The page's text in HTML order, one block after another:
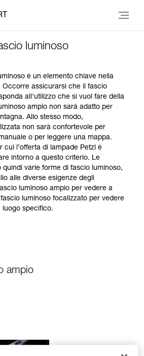
luminoso
è un elemento chiave nella
Occorre assicurarsi che il fascio
all'utilizzo che si vuol fare della
ampio non sarà adatto per
Allo stesso modo,
non sarà confortevole per
o per leggere una mappa.
cui l’offerta di lampade Petzl è
intorno a questo criterio. Le
quindi varie forme di fascio luminoso,
alle diverse esigenze degli
luminoso ampio per vedere a
luminoso focalizzato per vedere
luogo specifico.
ampio